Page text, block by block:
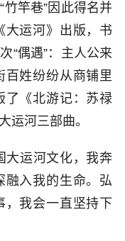
竿巷”因此得名并
大运河》出版，书
“偶遇”：主人公来
百姓纷纷从商铺里
了《北游记：苏禄
运河三部曲。
运河文化，我奔
融入我的生命。弘
，我会一直坚持下